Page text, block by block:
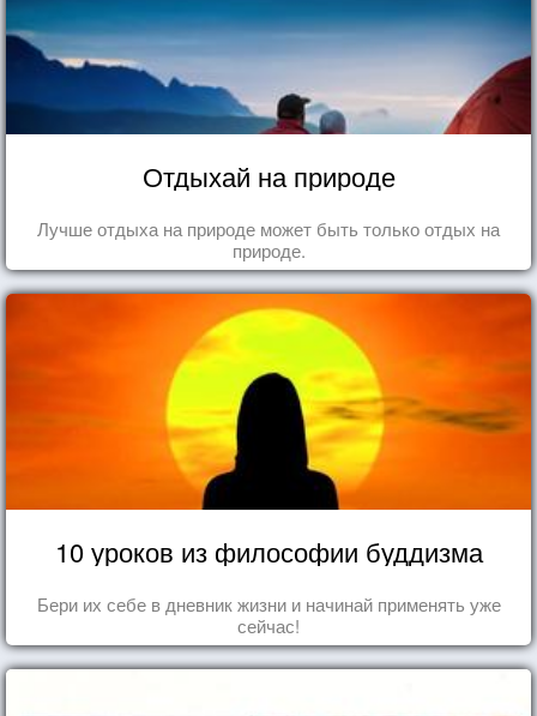
Отдыхай на природе
Лучше отдыха на природе может быть только отдых на
природе.
10 уроков из философии буддизма
Бери их себе в дневник жизни и начинай применять уже
сейчас!